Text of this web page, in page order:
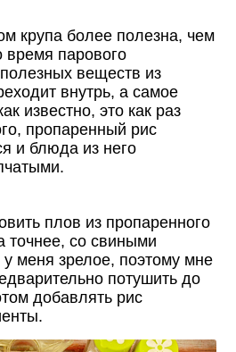
крупа более полезна, чем
время парового
веществ из
внутрь, а самое
известно, это как раз
пропаренный рис
и блюда из него
плов из пропаренного
точнее, со свиными
меня зрелое, поэтому мне
потушить до
добавлять рис